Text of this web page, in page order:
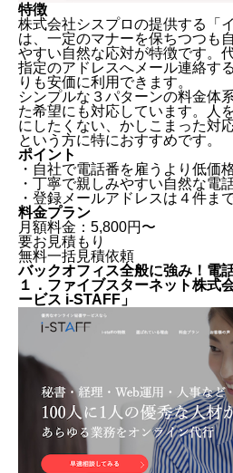
特徴
株式会社シスプロの提供する「
は、一定のマナーを保ちつつも
やすい自然な応対が特徴です。
指定のアドレスへメール連絡す
りも安価に利用できます。
シンプルな３パターンの料金体
た希望にも対応しています。人
にしたくない、かしこまった対
という方に特におすすめです。
ポイント
・自社で電話番を雇うより低価
・丁寧で親しみやすい自然な電
・登録メールアドレスは４件ま
料金プラン
月額料金：5,800円〜
要お見積もり
無料一括見積依頼
バックオフィス全般に強み！電
１．ファイブスターネット株式
ービス i-STAFF」